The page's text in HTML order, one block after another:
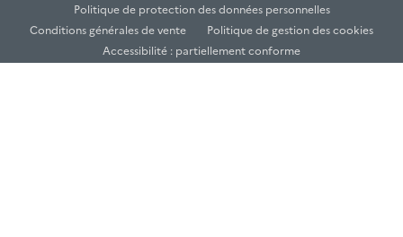
Politique de protection des données personnelles
Conditions générales de vente
Politique de gestion des cookies
Accessibilité : partiellement conforme